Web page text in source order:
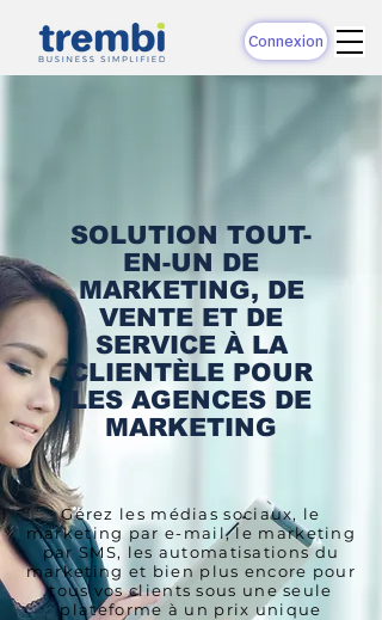
Connexion
SOLUTION TOUT-
EN-UN DE
MARKETING, DE
VENTE ET DE
SERVICE À LA
CLIENTÈLE POUR
LES AGENCES DE
MARKETING
Gérez les médias sociaux, le
marketing par e-mail, le marketing
par SMS, les automatisations du
marketing et bien plus encore pour
tous vos clients sous une seule
plateforme à un prix unique